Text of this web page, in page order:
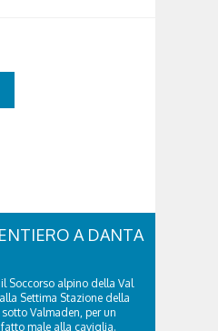
A DANTA
Soccorso alpino della Val
Settima Stazione della
Valmaden, per un
male alla caviglia.